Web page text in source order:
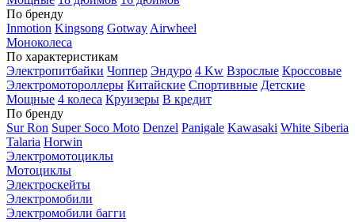
По бренду
Inmotion Kingsong Gotway Airwheel
Моноколеса
По характеристикам
Электропитбайки Чоппер Эндуро 4 Kw Взрослые Кроссовые
Электромотороллеры Китайские Спортивные Детские
Мощные 4 колеса Круизеры В кредит
По бренду
Sur Ron Super Soco Moto Denzel Panigale Kawasaki White Siberia
Talaria Horwin
Электромотоциклы
Мотоциклы
Электроскейты
Электромобили
Электромобили багги